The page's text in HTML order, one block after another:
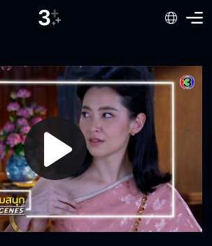
Play
Video
Behind The Scene พรหมลิขิต EP.10
Behind The Scene พรหมลิขิต EP.9
Behind The Scene พรหมลิขิต EP.8
Behind The Scene พรหมลิขิต EP.7